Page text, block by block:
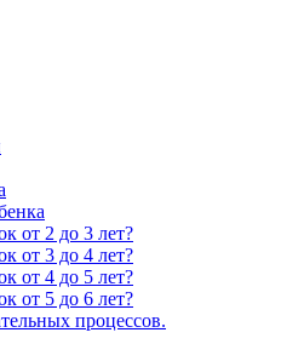
от 2 до 3 лет?
от 3 до 4 лет?
от 4 до 5 лет?
от 5 до 6 лет?
процессов.